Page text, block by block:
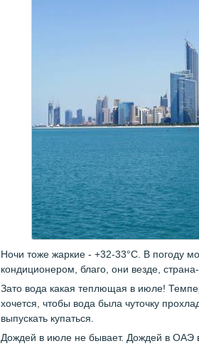
Ночи тоже жаркие - +32-33°С. В погоду
кондиционером, благо, они везде,
Зато вода какая теплющая в июле!
хочется, чтобы вода была чуточку
выпускать купаться.
Дождей в июле не бывает. Дождей в ОАЭ